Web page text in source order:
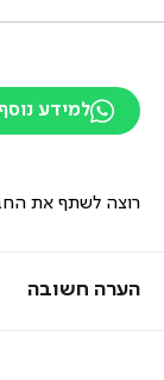
למידע
הערה חשובה
רוצה לשתף את